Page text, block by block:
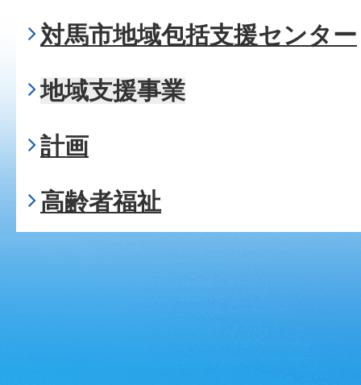
対馬市地域包括支援センター
地域支援事業
計画
高齢者福祉